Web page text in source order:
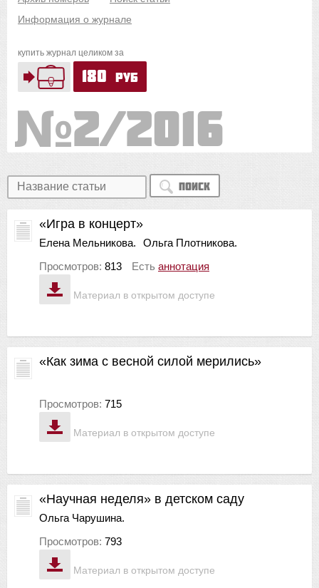
Информация о журнале
купить журнал целиком за
180 руб
2/2016
Поиск
Материал в открытом доступе
«Игра в концерт»
Елена Мельникова.
Ольга Плотникова.
Просмотров: 813 Есть аннотация
Материал в открытом доступе
«Как зима с весной силой мерились»
Просмотров: 715
Материал в открытом доступе
«Научная неделя» в детском саду
Ольга Чарушина.
Просмотров: 793